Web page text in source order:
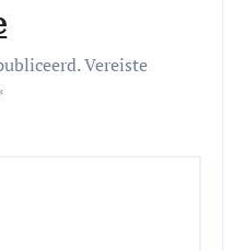
Vereiste